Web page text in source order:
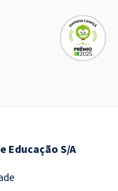
Educação S/A